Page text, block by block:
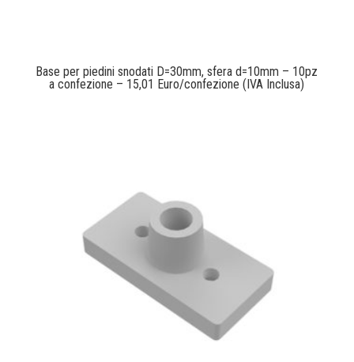
Base per piedini snodati D=30mm, sfera d=10mm – 10pz
a confezione – 15,01 Euro/confezione (IVA Inclusa)